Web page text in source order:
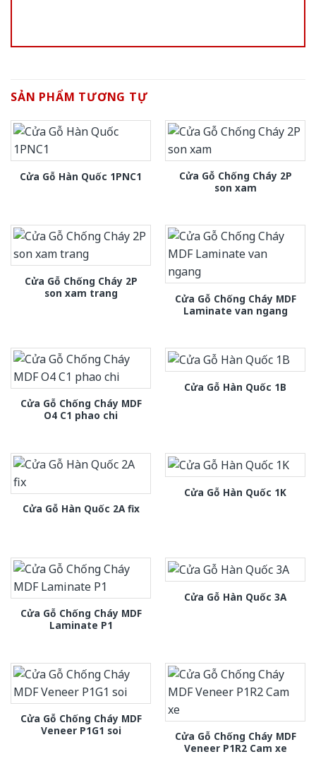
SẢN PHẨM TƯƠNG TỰ
Cửa Gỗ Hàn Quốc 1PNC1
Cửa Gỗ Chống Cháy 2P
son xam
Cửa Gỗ Chống Cháy 2P
son xam trang
Cửa Gỗ Chống Cháy MDF
Laminate van ngang
Cửa Gỗ Chống Cháy MDF
O4 C1 phao chi
Cửa Gỗ Hàn Quốc 1B
Cửa Gỗ Hàn Quốc 2A fix
Cửa Gỗ Hàn Quốc 1K
Cửa Gỗ Chống Cháy MDF
Laminate P1
Cửa Gỗ Hàn Quốc 3A
Cửa Gỗ Chống Cháy MDF
Veneer P1G1 soi
Cửa Gỗ Chống Cháy MDF
Veneer P1R2 Cam xe